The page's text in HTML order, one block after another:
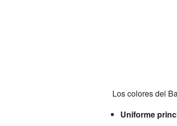
Los colores del
Uniforme